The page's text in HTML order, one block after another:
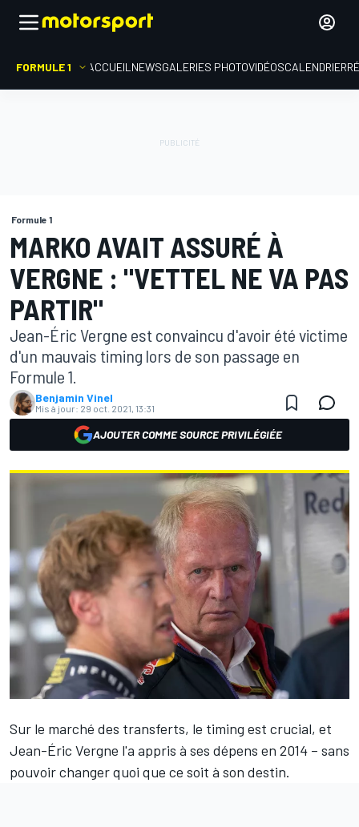
FORMULE 1 ACCUEIL NEWSGALERIES PHOTOVIDÉOSCALENDRIER
Formule 1
MARKO AVAIT ASSURÉ À
VERGNE : "VETTEL NE VA PAS
PARTIR"
Jean-Éric Vergne est convaincu d'avoir été victime
d'un mauvais timing lors de son passage en
Formule 1.
Benjamin Vinel
Mis à jour: 29 oct. 2021, 13:31
AJOUTER COMME SOURCE PRIVILÉGIÉE
Sur le marché des transferts, le timing est crucial, et
Jean-Éric Vergne l'a appris à ses dépens en 2014 – sans
pouvoir changer quoi que ce soit à son destin.